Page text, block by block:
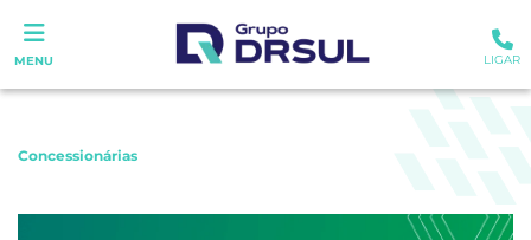
MENU LIGAR
Concessionárias